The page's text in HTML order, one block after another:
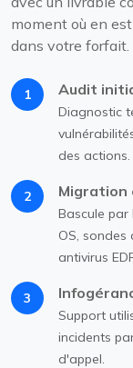
moment où en
dans votre forfait.
1 Audit
Diagnostic
des actions.
2 Migration
Bascule par
OS, sondes
antivirus
3
Support
incidents
d'appel.